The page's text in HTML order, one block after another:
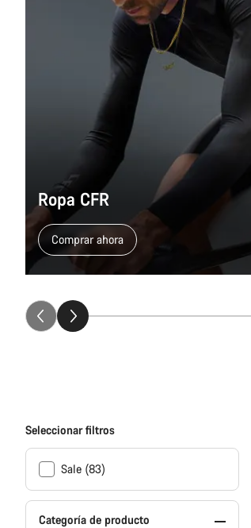
Ropa CFR
Comprar ahora
Seleccionar filtros
Sale (83)
Categoría de producto